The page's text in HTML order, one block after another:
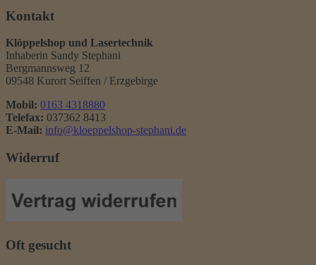
Kontakt
Klöppelshop und Lasertechnik
Inhaberin Sandy Stephani
Bergmannsweg 12
09548 Kurort Seiffen / Erzgebirge
Mobil: 0163 4318880
Telefax: 037362 8413
E-Mail: info@kloeppelshop-stephani.de
Widerruf
Oft gesucht